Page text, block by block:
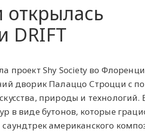
DRIFT
проект Shy Society во
дворик Палаццо Строцци с
природы и технологий.
в виде бутонов, которые
американского